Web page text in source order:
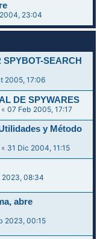
23:04
SEARCH
2005, 17:06
DE SPYWARES
«07 Feb 2005, 17:17
y Método
« 31 Dic 2004, 11:15
08:34
abre
2023, 00:15